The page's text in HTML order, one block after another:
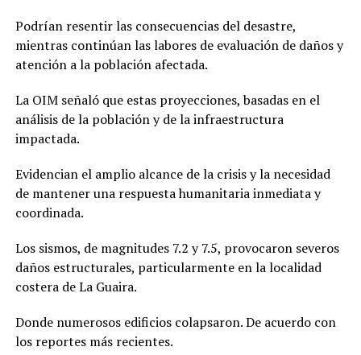
Podrían resentir las consecuencias del desastre,
mientras continúan las labores de evaluación de daños y
atención a la población afectada.
La OIM señaló que estas proyecciones, basadas en el
análisis de la población y de la infraestructura
impactada.
Evidencian el amplio alcance de la crisis y la necesidad
de mantener una respuesta humanitaria inmediata y
coordinada.
Los sismos, de magnitudes 7.2 y 7.5, provocaron severos
daños estructurales, particularmente en la localidad
costera de La Guaira.
Donde numerosos edificios colapsaron. De acuerdo con
los reportes más recientes.